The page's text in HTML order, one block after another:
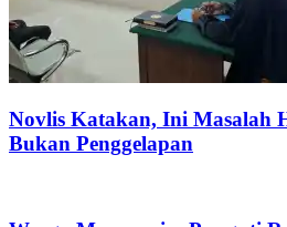
Novlis Katakan, Ini Masalah
Bukan Penggelapan